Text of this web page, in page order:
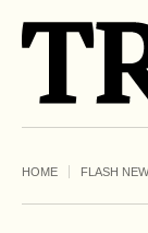
HOME FLASH